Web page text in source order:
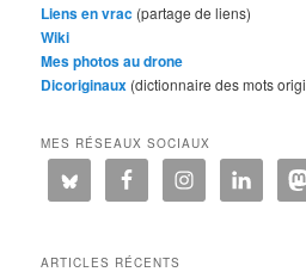
Liens en vrac (partage de liens)
Wiki
Mes photos au drone
Dicoriginaux (dictionnaire des mots
MES RÉSEAUX SOCIAUX
ARTICLES RÉCENTS